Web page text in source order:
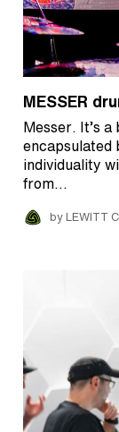
MESSER
Messer. It’s
encapsulated
individuality
from…
by LEWITT